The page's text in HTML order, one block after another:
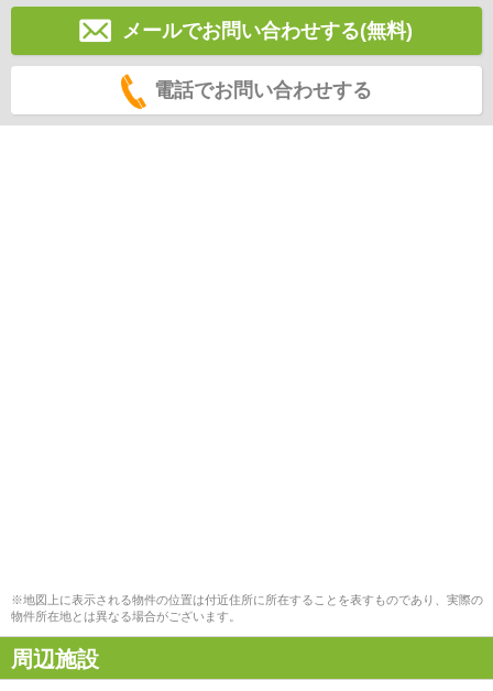
メールでお問い合わせする(無料)
電話でお問い合わせする
※地図上に表示される物件の位置は付近住所に所在することを表すものであり、実際の
物件所在地とは異なる場合がございます。
周辺施設